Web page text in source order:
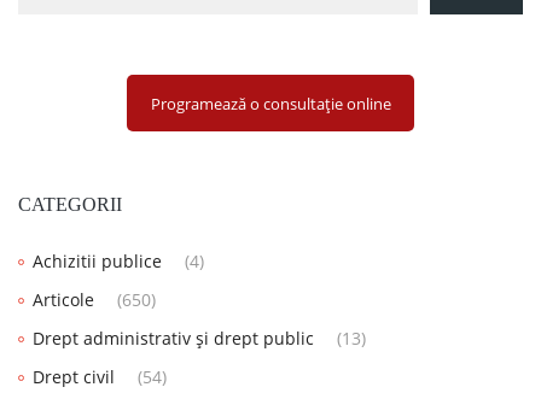
Programează o consultație online
CATEGORII
Achizitii publice
(4)
Articole
(650)
Drept administrativ și drept public
(13)
Drept civil
(54)